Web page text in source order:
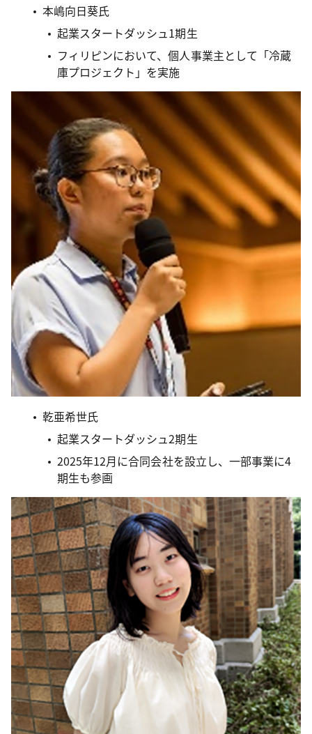
本嶋向日葵氏
起業スタートダッシュ1期生
フィリピンにおいて、個人事業主として「冷蔵
庫プロジェクト」を実施
乾亜希世氏
起業スタートダッシュ2期生
2025年12月に合同会社を設立し、一部事業に4
期生も参画